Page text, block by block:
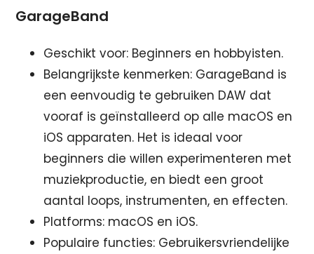
GarageBand
Geschikt voor: Beginners en hobbyisten.
Belangrijkste kenmerken: GarageBand is
een eenvoudig te gebruiken DAW dat
vooraf is geïnstalleerd op alle macOS en
iOS apparaten. Het is ideaal voor
beginners die willen experimenteren met
muziekproductie, en biedt een groot
aantal loops, instrumenten, en effecten.
Platforms: macOS en iOS.
Populaire functies: Gebruikersvriendelijke